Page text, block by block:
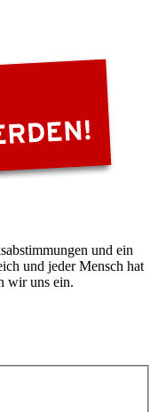
und ein
und jeder Mensch hat
wir uns ein.